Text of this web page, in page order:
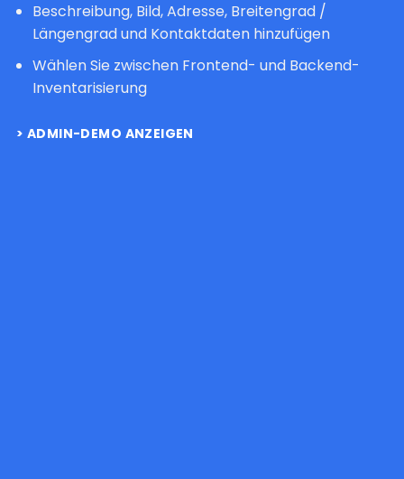
Beschreibung, Bild, Adresse, Breitengrad /
Längengrad und Kontaktdaten hinzufügen
Wählen Sie zwischen Frontend- und Backend-
Inventarisierung
ADMIN-DEMO ANZEIGEN